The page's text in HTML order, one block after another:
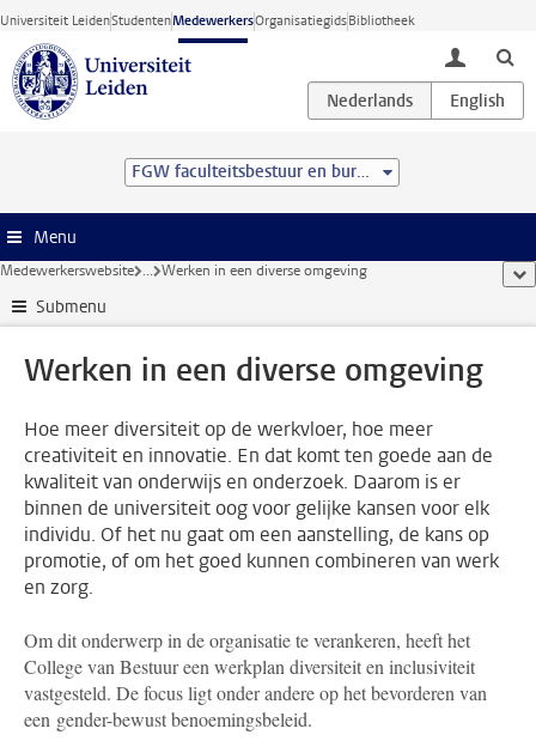
Ga direct naar de inhoud
Universiteit LeidenStudentenMedewerkersOrganisatiegidsBibliotheek
toggle
FGW faculteitsbestuur en bureau
Menu
Medewerkerswebsite ... Werken in een diverse omgeving
Submenu
Werken in een diverse omgeving
Hoe meer diversiteit op de werkvloer, hoe meer
creativiteit en innovatie. En dat komt ten goede aan de
kwaliteit van onderwijs en onderzoek. Daarom is er
binnen de universiteit oog voor gelijke kansen voor elk
individu. Of het nu gaat om een aanstelling, de kans op
promotie, of om het goed kunnen combineren van werk
en zorg.
Om dit onderwerp in de organisatie te verankeren, heeft het
College van Bestuur een werkplan diversiteit en inclusiviteit
vastgesteld. De focus ligt onder andere op het bevorderen van
een gender-bewust benoemingsbeleid.